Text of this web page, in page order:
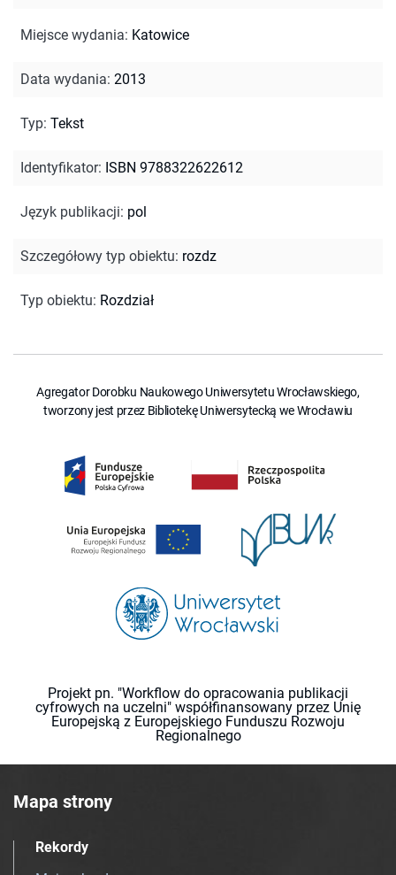
Miejsce wydania: Katowice
Data wydania: 2013
Typ: Tekst
Identyfikator: ISBN 9788322622612
Język publikacji: pol
Szczegółowy typ obiektu: rozdz
Typ obiektu: Rozdział
Agregator Dorobku Naukowego Uniwersytetu Wrocławskiego,
tworzony jest przez Bibliotekę Uniwersytecką we Wrocławiu
Projekt pn. "Workflow do opracowania publikacji
cyfrowych na uczelni" współfinansowany przez Unię
Europejską z Europejskiego Funduszu Rozwoju
Regionalnego
Mapa strony
Rekordy